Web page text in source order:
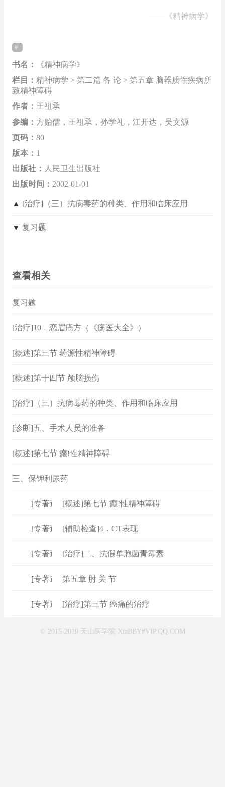
—— 《精神病学》
书名：
《精神病学》
栏目： 精神病学 > 第二篇 各 论 > 第五章 脑器质性疾病所
致精神障碍
作者： 王祖承
参编： 方贻儒，王祖承，孙学礼，江开达，吴文源
页码： 80
版本： 1
出版社： 人民卫生出版社
出版时间： 2002-01-01
▲ [治疗]（三）抗病毒药的种类、作用和临床应用
▼ 复习题
查看相关
复习题
[治疗]10﹒恋眉疮方（《疡医大全》）
[概述]第三节 药源性精神障碍
[概述]第十四节 颅脑损伤
[治疗]（三）抗病毒药的种类、作用和临床应用
[诊断]五、手术人员的准备
[概述]第七节 癫!性精神障碍
三、保钾利尿药
专著速查]
[概述]第七节 癫!性精神障碍
专著速查]
[辅助检查]4．CT表现
专著速查]
[治疗]二、抗假单胞菌青霉素
专著速查]
第五章 肘 关 节
专著速查]
[治疗]第三节 癌痛的治疗
© 2015-2019 天山医学院 XiaBBY#VIP.QQ.COM